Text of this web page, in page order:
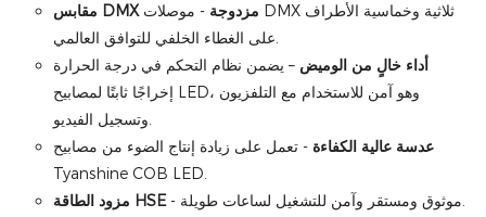
مقابس DMX مزدوجة - موصلات DMX ثلاثية وخماسية الأطراف
على الغطاء الخلفي للتوافق العالمي.
أداء خالٍ من الوميض – يضمن نظام التحكم في درجة الحرارة
إخراجًا ثابتًا لمصابيح LED، وهو آمن للاستخدام مع التلفزيون
وتسجيل الفيديو.
عدسة عالية الكفاءة - تعمل على زيادة إنتاج الضوء من مصابيح
Tyanshine COB LED.
مزود الطاقة HSE
- موثوق ومستقر وآمن للتشغيل لساعات طويلة.